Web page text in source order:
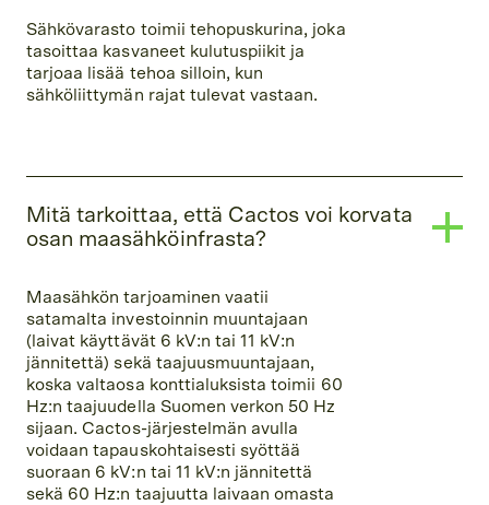
Sähkövarasto toimii tehopuskurina, joka
tasoittaa kasvaneet kulutuspiikit ja
tarjoaa lisää tehoa silloin, kun
sähköliittymän rajat tulevat vastaan.
Mitä tarkoittaa, että Cactos voi korvata
osan maasähköinfrasta?
Maasähkön tarjoaminen vaatii
satamalta investoinnin muuntajaan
(laivat käyttävät 6 kV:n tai 11 kV:n
jännitettä) sekä taajuusmuuntajaan,
koska valtaosa konttialuksista toimii 60
Hz:n taajuudella Suomen verkon 50 Hz
sijaan. Cactos-järjestelmän avulla
voidaan tapauskohtaisesti syöttää
suoraan 6 kV:n tai 11 kV:n jännitettä
sekä 60 Hz:n taajuutta laivaan omasta